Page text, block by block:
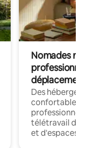
Nomades
déplacement
Des
confortables
professionnels
télétravail
et d'espaces